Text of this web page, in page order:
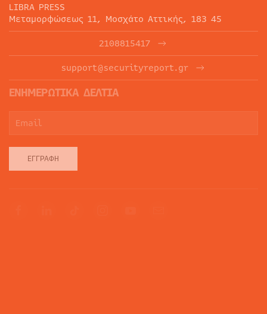
LIBRA PRESS
Μεταμορφώσεως 11, Μοσχάτο Αττικής, 183 45
2108815417
support@securityreport.gr
ΕΝΗΜΕΡΩΤΙΚΑ ΔΕΛΤΙΑ
ΕΓΓΡΑΦΉ